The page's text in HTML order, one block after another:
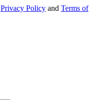
Privacy Policy and Terms of